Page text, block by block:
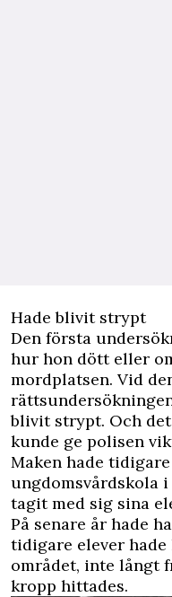
Hade blivit strypt
Den första
hur hon dött eller
mordplatsen. Vid
blivit strypt. Och
kunde ge polisen
Maken hade
ungdomsvårdskola
tagit med sig sina
På senare år hade
tidigare elever
området, inte långt
kropp hittades.